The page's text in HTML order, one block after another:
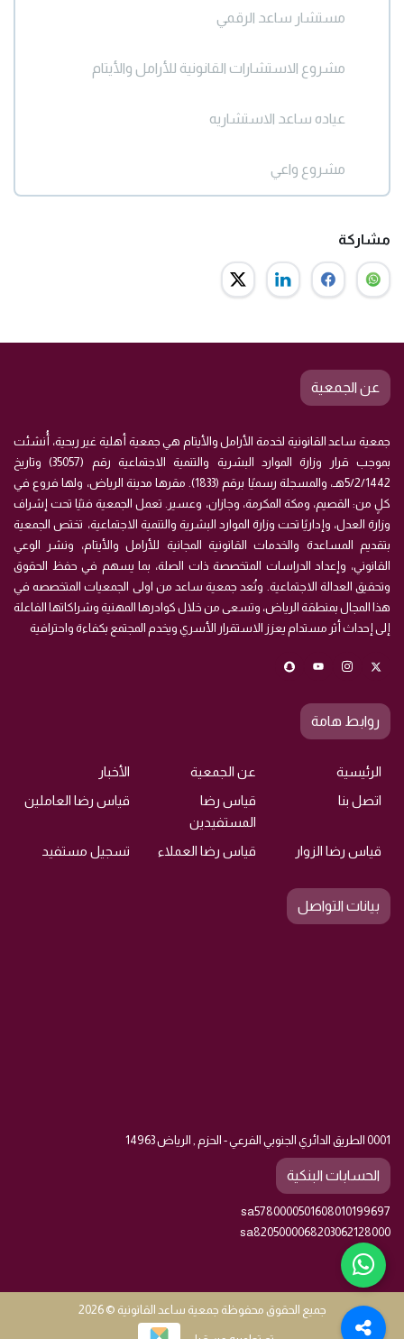
مستشار ساعد الرقمي
مشروع الاستشارات القانونية للأرامل والأيتام
عياده ساعد الاستشاريه
مشروع واعي
مشاركة
عن الجمعية
جمعية ساعد القانونية لخدمة الأرامل والأيتام هي جمعية أهلية غير ربحية، أُنشئت
بموجب قرار وزارة الموارد البشرية والتنمية الاجتماعية رقم (35057) وتاريخ
5/2/1442هـ، والمسجلة رسميًا برقم (1833). مقرها مدينة الرياض، ولها فروع في
كلٍ من: القصيم، ومكة المكرمة، وجازان، وعسير. تعمل الجمعية فنيًا تحت إشراف
وزارة العدل، وإداريًا تحت وزارة الموارد البشرية والتنمية الاجتماعية، تختص الجمعية
بتقديم المساعدة والخدمات القانونية المجانية للأرامل والأيتام، ونشر الوعي
القانوني، وإعداد الدراسات المتخصصة ذات الصلة، بما يسهم في حفظ الحقوق
وتحقيق العدالة الاجتماعية. وتُعد جمعية ساعد من اولى الجمعيات المتخصصه في
هذا المجال بمنطقة الرياض، وتسعى من خلال كوادرها المهنية وشراكاتها الفاعلة
إلى إحداث أثر مستدام يعزز الاستقرار الأسري ويخدم المجتمع بكفاءة واحترافية
روابط هامة
الرئيسية عن الجمعية
الأخبار
اتصل بنا
قياس رضا
المستفيدين
قياس رضا العاملين
قياس رضا الزوار قياس رضا العملاء تسجيل مستفيد
بيانات التواصل
0001 الطريق الدائري الجنوبي الفرعي - الحزم , الرياض 14963
الحسابات البنكية
sa5780000501608010199697
sa8205000068203062128000
جميع الحقوق محفوظة جمعية ساعد القانونية © 2026